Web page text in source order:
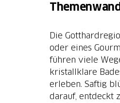
Die
oder eines
führen viele
kristallklare
erleben. Saftig
darauf, entdeckt